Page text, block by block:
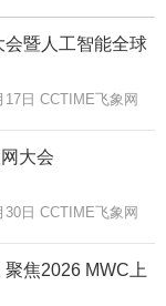
暨人工智能全球
17日 CCTIME飞象网
大会
30日 CCTIME飞象网